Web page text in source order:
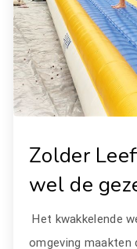
Zolder
wel de
Het kwakkelende
omgeving maakten